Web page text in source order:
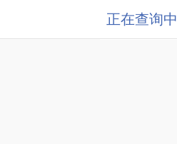
正在查询中